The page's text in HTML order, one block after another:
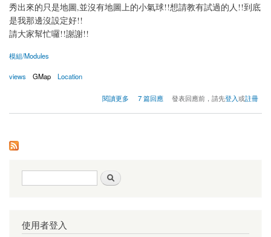
秀出來的只是地圖,並沒有地圖上的小氣球!!想請教有試過的人!!到底
是我那邊沒設定好!!
請大家幫忙囉!!謝謝!!
模組/Modules
views GMap Location
閱讀更多 7 篇回應 發表回應前，請先登入或註冊
搜尋表單
使用者登入